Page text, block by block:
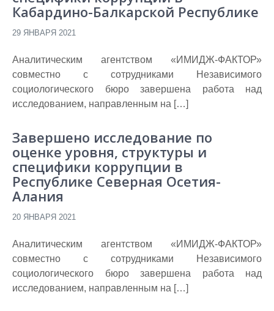
Кабардино-Балкарской Республике
29 ЯНВАРЯ 2021
Аналитическим агентством «ИМИДЖ-ФАКТОР»
совместно с сотрудниками Независимого
социологического бюро завершена работа над
исследованием, направленным на […]
Завершено исследование по
оценке уровня, структуры и
специфики коррупции в
Республике Северная Осетия-
Алания
20 ЯНВАРЯ 2021
Аналитическим агентством «ИМИДЖ-ФАКТОР»
совместно с сотрудниками Независимого
социологического бюро завершена работа над
исследованием, направленным на […]